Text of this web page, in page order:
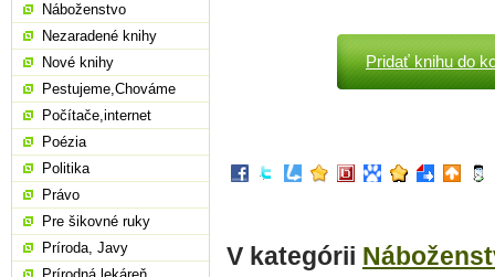
Pridať knihu do
V kategórii
Náboženstvo
Nezaradené knihy
Nové knihy
Pestujeme,Chováme
Počítače,internet
Poézia
Politika
Právo
Pre šikovné ruky
Príroda, Javy